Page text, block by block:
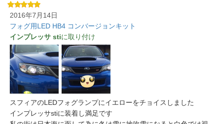
2016年7月14日
フォグ用LED HB4 コンバージョンキット
インプレッサ stiに取り付け
スフィアのLEDフォグランプにイエローをチョイスしました
インプレッサstiに装着し満足です